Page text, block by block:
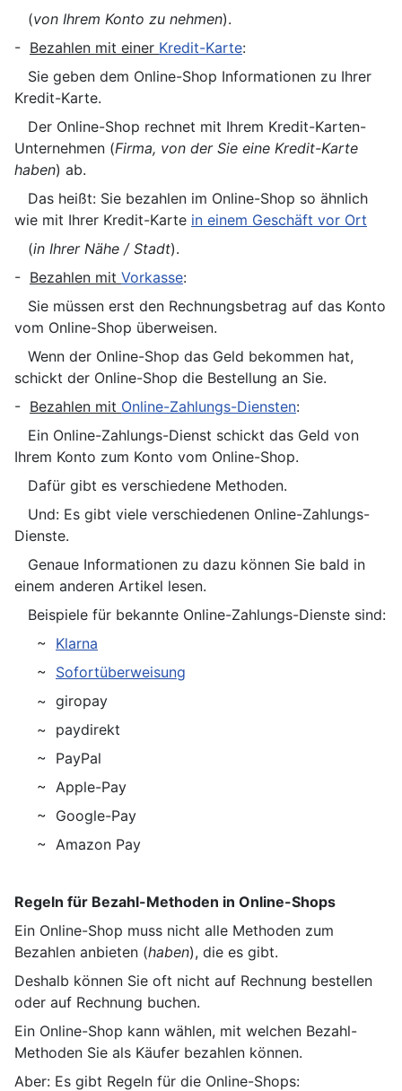
(von Ihrem Konto zu nehmen).
- Bezahlen mit einer Kredit-Karte:
Sie geben dem Online-Shop Informationen zu Ihrer
Kredit-Karte.
Der Online-Shop rechnet mit Ihrem Kredit-Karten-
Unternehmen (Firma, von der Sie eine Kredit-Karte
haben) ab.
Das heißt: Sie bezahlen im Online-Shop so ähnlich
wie mit Ihrer Kredit-Karte in einem Geschäft vor Ort
(in Ihrer Nähe / Stadt).
- Bezahlen mit Vorkasse:
Sie müssen erst den Rechnungsbetrag auf das Konto
vom Online-Shop überweisen.
Wenn der Online-Shop das Geld bekommen hat,
schickt der Online-Shop die Bestellung an Sie.
- Bezahlen mit Online-Zahlungs-Diensten:
Ein Online-Zahlungs-Dienst schickt das Geld von
Ihrem Konto zum Konto vom Online-Shop.
Dafür gibt es verschiedene Methoden.
Und: Es gibt viele verschiedenen Online-Zahlungs-
Dienste.
Genaue Informationen zu dazu können Sie bald in
einem anderen Artikel lesen.
Beispiele für bekannte Online-Zahlungs-Dienste sind:
~ Klarna
~ Sofortüberweisung
~ giropay
~ paydirekt
~ PayPal
~ Apple-Pay
~ Google-Pay
~ Amazon Pay
Regeln für Bezahl-Methoden in Online-Shops
Ein Online-Shop muss nicht alle Methoden zum
Bezahlen anbieten (haben), die es gibt.
Deshalb können Sie oft nicht auf Rechnung bestellen
oder auf Rechnung buchen.
Ein Online-Shop kann wählen, mit welchen Bezahl-
Methoden Sie als Käufer bezahlen können.
Aber: Es gibt Regeln für die Online-Shops: